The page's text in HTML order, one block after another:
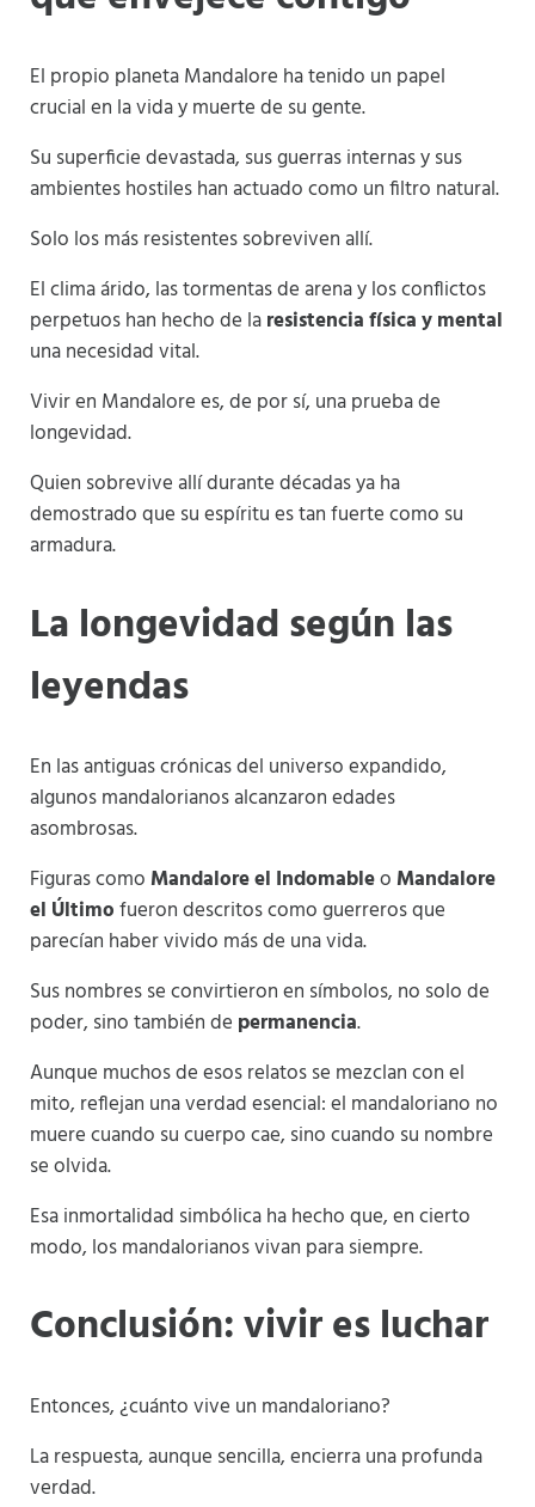
El propio planeta Mandalore ha tenido un papel
crucial en la vida y muerte de su gente.
Su superficie devastada, sus guerras internas y sus
ambientes hostiles han actuado como un filtro natural.
Solo los más resistentes sobreviven allí.
El clima árido, las tormentas de arena y los conflictos
perpetuos han hecho de laresistencia física y mental
una necesidad vital.
Vivir en Mandalore es, de por sí, una prueba de
longevidad.
Quien sobrevive allí durante décadas ya ha
demostrado que su espíritu es tan fuerte como su
armadura.
La longevidad según las
leyendas
En las antiguas crónicas del universo expandido,
algunos mandalorianos alcanzaron edades
asombrosas.
Figuras como Mandalore el Indomableo Mandalore
el Últimofueron descritos como guerreros que
parecían haber vivido más de una vida.
Sus nombres se convirtieron en símbolos, no solo de
poder, sino también de permanencia.
Aunque muchos de esos relatos se mezclan con el
mito, reflejan una verdad esencial: el mandaloriano no
muere cuando su cuerpo cae, sino cuando su nombre
se olvida.
Esa inmortalidad simbólica ha hecho que, en cierto
modo, los mandalorianos vivan para siempre.
Conclusión: vivir es luchar
Entonces, ¿cuánto vive un mandaloriano?
La respuesta, aunque sencilla, encierra una profunda
verdad.